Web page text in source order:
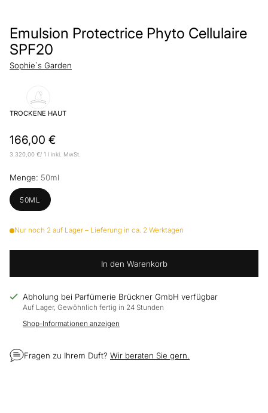
Emulsion Protectrice Phyto Cellulaire
SPF20
Sophie´s Garden
TROCKENE HAUT
Normaler
Preis
166,00 €
Stückpreis
3.320,00 €/
pro 1 l inkl. MwSt.
Menge: 50ml
50ML
Nur noch 2 auf Lager – Lieferung in ca. 2 Werktagen
In den Warenkorb
Abholung bei Parfümerie Brückner GmbH verfügbar
Auf Lager, Gewöhnlich fertig in 24 Stunden
Shop-Informationen anzeigen
Fragen zu Ihrem Duft? Wir beraten Sie gern.